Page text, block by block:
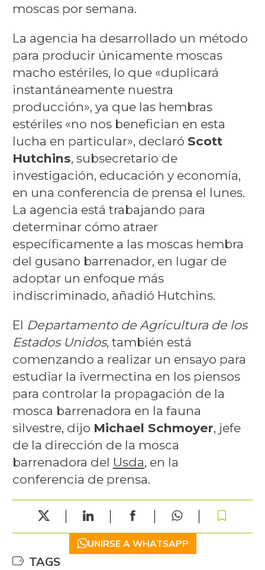
moscas por semana.
La agencia ha desarrollado un método
para producir únicamente moscas
macho estériles, lo que «duplicará
instantáneamente nuestra
producción», ya que las hembras
estériles «no nos benefician en esta
lucha en particular», declaró Scott
Hutchins, subsecretario de
investigación, educación y economía,
en una conferencia de prensa el lunes.
La agencia está trabajando para
determinar cómo atraer
específicamente a las moscas hembra
del gusano barrenador, en lugar de
adoptar un enfoque más
indiscriminado, añadió Hutchins.
El Departamento de Agricultura de los
Estados Unidos, también está
comenzando a realizar un ensayo para
estudiar la ivermectina en los piensos
para controlar la propagación de la
mosca barrenadora en la fauna
silvestre, dijo Michael Schmoyer, jefe
de la dirección de la mosca
barrenadora del Usda, en la
conferencia de prensa.
UNIRSE A WHATSAPP
TAGS